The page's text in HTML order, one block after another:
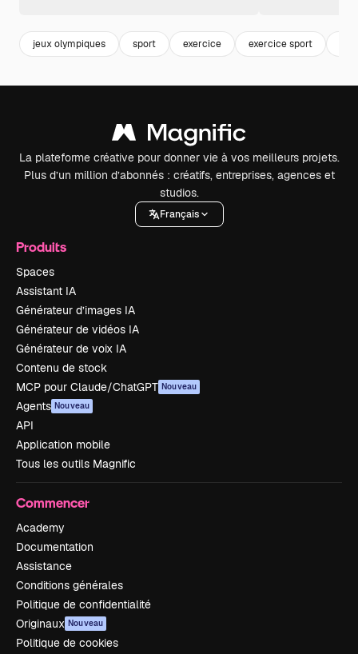
jeux olympiques sport exercice exercice sport
La plateforme créative pour donner vie à vos meilleurs projets.
Plus d’un million d’abonnés : créatifs, entreprises, agences et
studios.
Français
Produits
Spaces
Assistant IA
Générateur d’images IA
Générateur de vidéos IA
Générateur de voix IA
Contenu de stock
MCP pour Claude/ChatGPT Nouveau
Agents Nouveau
API
Application mobile
Tous les outils Magnific
Commencer
Academy
Documentation
Assistance
Conditions générales
Politique de confidentialité
Originaux Nouveau
Politique de cookies